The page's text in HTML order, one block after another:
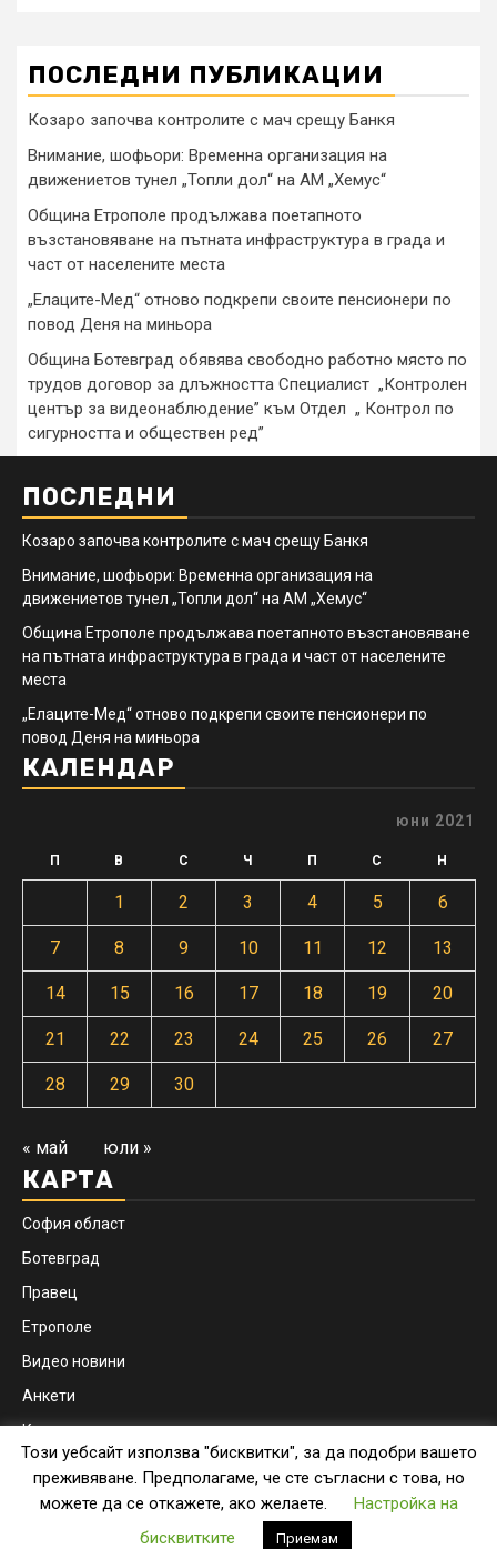
ПОСЛЕДНИ ПУБЛИКАЦИИ
Козаро започва контролите с мач срещу Банкя
Внимание, шофьори: Временна организация на
движениетов тунел „Топли дол“ на АМ „Хемус“
Община Етрополе продължава поетапното
възстановяване на пътната инфраструктура в града и
част от населените места
„Елаците-Мед“ отново подкрепи своите пенсионери по
повод Деня на миньора
Община Ботевград обявява свободно работно място по
трудов договор за длъжността Специалист „Контролен
център за видеонаблюдение” към Отдел „ Контрол по
сигурността и обществен ред”
ПОСЛЕДНИ
Козаро започва контролите с мач срещу Банкя
Внимание, шофьори: Временна организация на
движениетов тунел „Топли дол“ на АМ „Хемус“
Община Етрополе продължава поетапното възстановяване
на пътната инфраструктура в града и част от населените
места
„Елаците-Мед“ отново подкрепи своите пенсионери по
повод Деня на миньора
КАЛЕНДАР
юни 2021
П В С Ч П С Н
1 2 3 4 5 6
7 8 9 10 11 12 13
14 15 16 17 18 19 20
21 22 23 24 25 26 27
28 29 30
« май юли »
КАРТА
София област
Ботевград
Правец
Етрополе
Видео новини
Анкети
Контакти
Instagram
Copyright © botevgrad.news | New Media Info Ltd
Този уебсайт използва "бисквитки", за да подобри вашето
преживяване. Предполагаме, че сте съгласни с това, но
можете да се откажете, ако желаете.
Настройка на
бисквитките
Приемам